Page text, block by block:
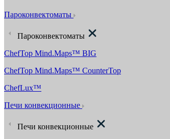
Пароконвектоматы
Пароконвектоматы
ChefTop Mind.Maps™ BIG
ChefTop Mind.Maps™ CounterTop
ChefLux™
Печи конвекционные
Печи конвекционные